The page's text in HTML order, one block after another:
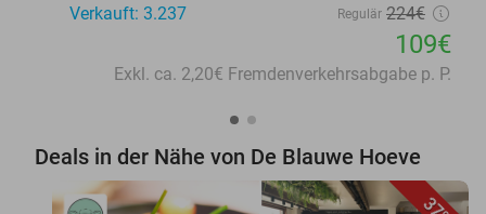
Verkauft: 3.237
Regulär 224€
109€
Exkl. ca. 2,20€ Fremdenverkehrsabgabe p. P.
Deals in der Nähe von De Blauwe Hoeve